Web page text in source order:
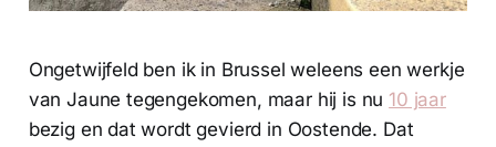
Ongetwijfeld ben ik in Brussel weleens een werkje
van Jaune tegengekomen, maar hij is nu 10 jaar
bezig en dat wordt gevierd in Oostende. Dat